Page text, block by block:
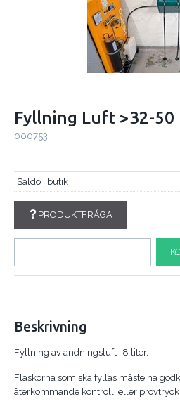
Fyllning Luft >32-
000753
Saldo i butik
PRODUKTFRÅGA
Beskrivning
Fyllning av andningsluft -8 liter.
Flaskorna som ska fyllas måste ha
återkommande kontroll, eller